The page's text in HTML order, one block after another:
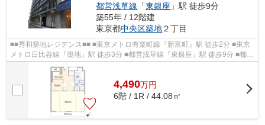
都営浅草線 「東銀座 」駅 徒歩9分
築55年 / 12階建
東京都中央区築地２丁目
■■秀和築地レジデンス■■ ■東京メトロ有楽町線『新富町』駅 徒歩2分 ■東京
メトロ日比谷線『築地』駅 徒歩3分 ■都営浅草線『東銀座』駅 徒歩9分 ■都営
大江戸線『築地市場』駅 徒歩12分 ...
4,490万円
6階 / 1R / 44.08㎡